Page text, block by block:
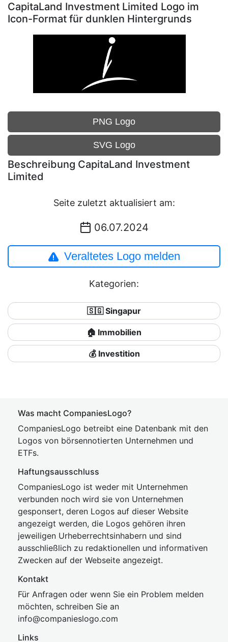
CapitaLand Investment Limited Logo im
Icon-Format für dunklen Hintergrunds
PNG Logo
SVG Logo
Beschreibung CapitaLand Investment
Limited
Seite zuletzt aktualisiert am:
06.07.2024
Veraltetes Logo melden
Kategorien:
🇸🇬 Singapur
🏠 Immobilien
💰 Investition
Was macht CompaniesLogo?
CompaniesLogo betreibt eine Datenbank mit den
Logos von börsennotierten Unternehmen und
ETFs.
Haftungsausschluss
CompaniesLogo ist weder mit Unternehmen
verbunden noch wird sie von Unternehmen
gesponsert, deren Logos auf dieser Website
angezeigt werden, die Logos gehören ihren
jeweiligen Urheberrechtsinhabern und sind
ausschließlich zu redaktionellen und informativen
Zwecken auf der Webseite angezeigt.
Kontakt
Für Anfragen oder wenn Sie ein Problem melden
möchten, schreiben Sie an
info@companieslogo.com
Links